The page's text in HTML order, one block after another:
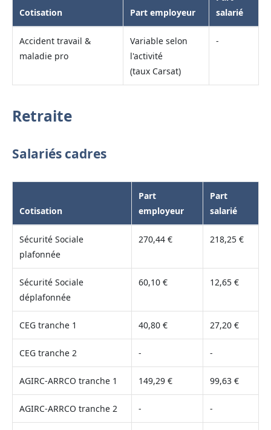
Cotisation Part employeur
salarié
Accident travail &
maladie pro
Variable selon
l'activité
(taux Carsat)
-
Retraite
Salariés cadres
Cotisation
Part
employeur
Part
salarié
Sécurité Sociale
plafonnée
270,44 € 218,25 €
Sécurité Sociale
déplafonnée
60,10 € 12,65 €
CEG tranche 1 40,80 € 27,20 €
CEG tranche 2 - -
AGIRC-ARRCO tranche 1 149,29 € 99,63 €
AGIRC-ARRCO tranche 2 - -